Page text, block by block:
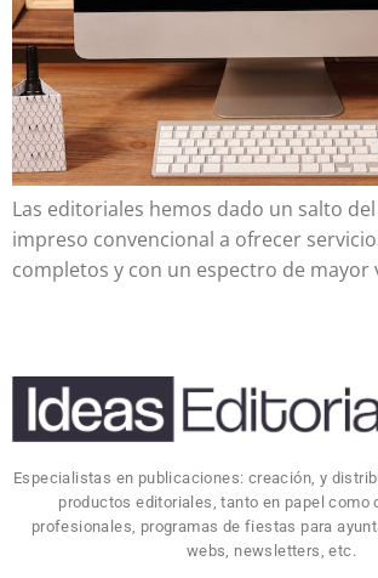
Las editoriales hemos dado un salto
impreso convencional a ofrecer
completos y con un espectro de mayor
Especialistas en publicaciones: creación, y
productos editoriales, tanto en papel como
profesionales, programas de fiestas para
webs, newsletters, etc.